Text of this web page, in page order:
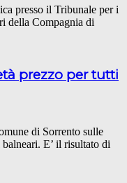
presso il Tribunale per i
della Compagnia di
prezzo per tutti
di Sorrento sulle
E’ il risultato di